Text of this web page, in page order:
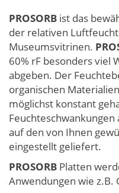
PROSORB ist das
der relativen
Museumsvitrinen.
60% rF besonders viel
abgeben. Der
organischen
möglichst konstant
auf den von Ihnen
eingestellt geliefert.
PROSORB Platten
Anwendungen wie